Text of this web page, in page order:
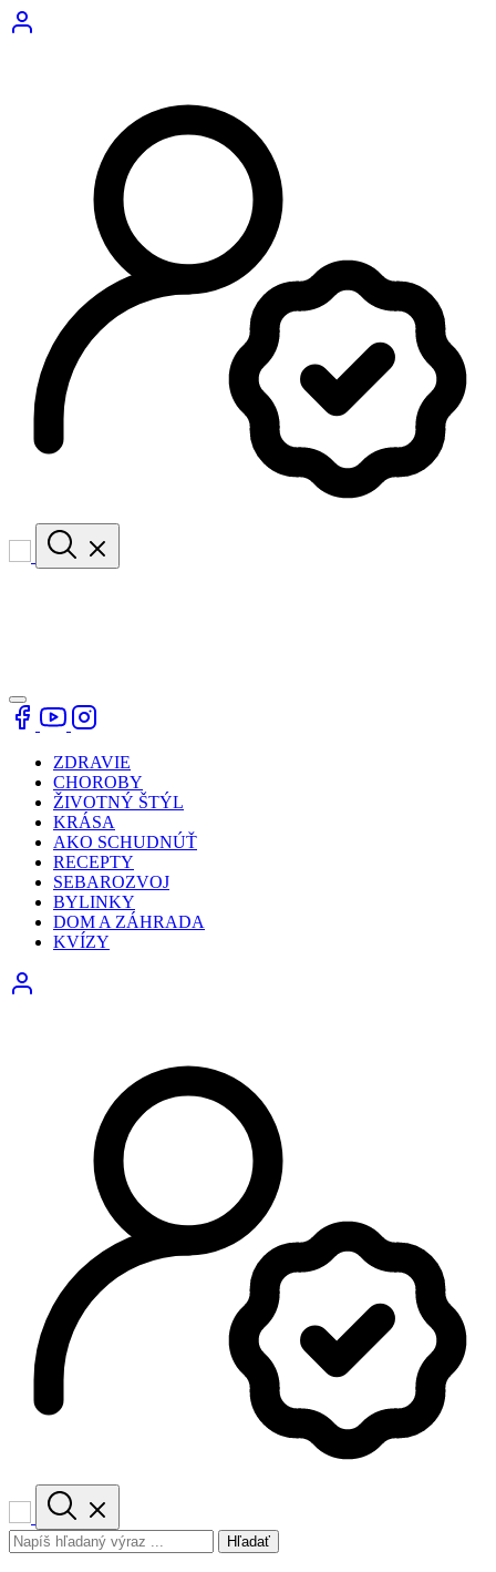
ZDRAVIE
CHOROBY
ŽIVOTNÝ ŠTÝL
KRÁSA
AKO SCHUDNÚŤ
RECEPTY
SEBAROZVOJ
BYLINKY
DOM A ZÁHRADA
KVÍZY
Hľadať